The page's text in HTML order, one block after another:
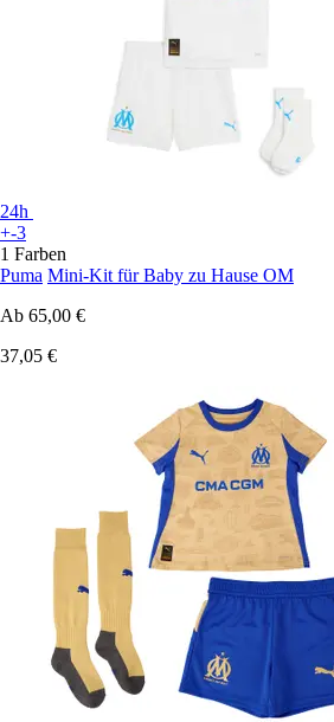
24h
+-3
1 Farben
Puma Mini-Kit für Baby zu Hause OM
Ab 65,00 €
37,05 €